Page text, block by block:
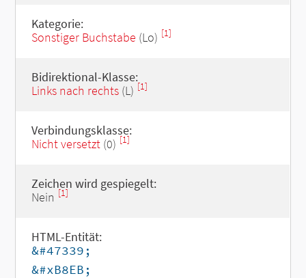
Kategorie:
Sonstiger Buchstabe (Lo) [1]
Bidirektional-Klasse:
Links nach rechts(L) [1]
Verbindungsklasse:
Nicht versetzt(0) [1]
Zeichen wird gespiegelt:
Nein [1]
HTML-Entität:
&#47339;
&#xB8EB;